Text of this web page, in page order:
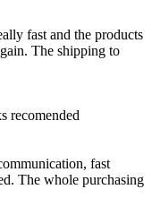
fast and the products
The shipping to
recomended
fast
The whole purchasing